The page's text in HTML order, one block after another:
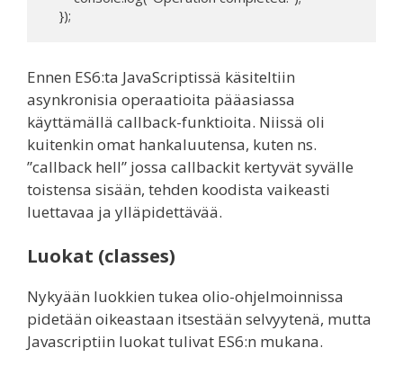
    });
Ennen ES6:ta JavaScriptissä käsiteltiin
asynkronisia operaatioita pääasiassa
käyttämällä callback-funktioita. Niissä oli
kuitenkin omat hankaluutensa, kuten ns.
”callback hell” jossa callbackit kertyvät syvälle
toistensa sisään, tehden koodista vaikeasti
luettavaa ja ylläpidettävää.
Luokat (classes)
Nykyään luokkien tukea olio-ohjelmoinnissa
pidetään oikeastaan itsestään selvyytenä, mutta
Javascriptiin luokat tulivat ES6:n mukana.